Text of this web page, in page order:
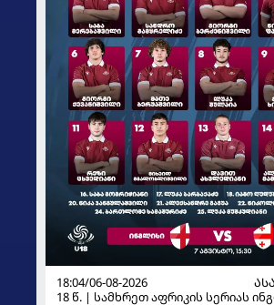
18:04/06-08-2026
18 წ. | სამხრეთ აფრიკის სერიას